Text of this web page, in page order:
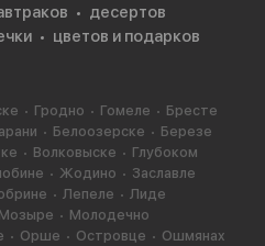
десертов
цветов и подарков
Гродно Гомеле
Бресте
Белоозерске
Березе
Волковыске
Глубоком
Жодино
Заславле
Лепеле
Лиде
Мозыре
Молодечно
Орше Островце
Ошмянах